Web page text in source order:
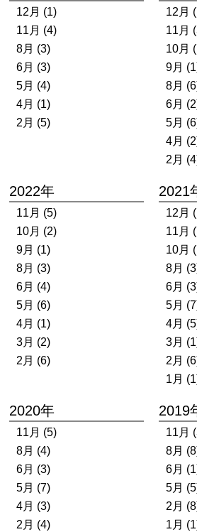
12月 (1)
11月 (4)
8月 (3)
6月 (3)
5月 (4)
4月 (1)
2月 (5)
12月
11月
10月
9月
8月
6月
5月
4月
2月
2022年
11月 (5)
10月 (2)
9月 (1)
8月 (3)
6月 (4)
5月 (6)
4月 (1)
3月 (2)
2月 (6)
2021
12月
11月
10月
8月
6月
5月
4月
3月
2月
1月
2020年
11月 (5)
8月 (4)
6月 (3)
5月 (7)
4月 (3)
2月 (4)
2019
11月
8月
6月
5月
2月
1月